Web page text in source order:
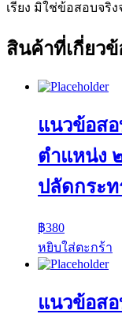
เรียง มิใช่ข้อสอบจริ
สินค้าที่เกี่ยวข้
แนวข้อส
ตำแหน่ง
ปลัดกระท
฿380
หยิบใส่ตะกร้า
แนวข้อสอ